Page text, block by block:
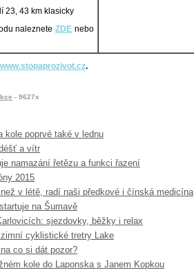
23, 43 km klasicky
nalezneteZDE nebo
www.stopaprozivot.cz.
- 9627x
kole poprvé také v lednu
a vítr
namazání řetězu a funkci řazení
2015
v létě, radí naši předkové i čínská medicína
na Šumavě
sjezdovky, běžky i relax
cyklistické tretry Lake
co si dát pozor?
kole do Laponska s Janem Kopkou